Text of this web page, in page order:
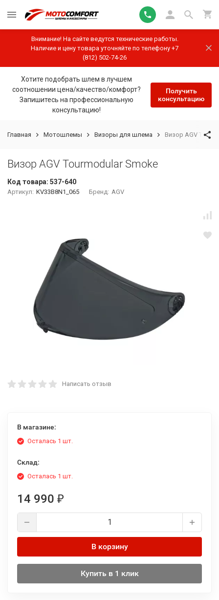
Внимание! На сайте ведутся технические работы.
Наличие и цену товара уточняйте по телефону +7
(812) 502-74-26
Хотите подобрать шлем в лучшем
соотношении цена/качество/комфорт?
Запишитесь на профессиональную
консультацию!
Получить
консультацию
Главная Мотошлемы Визоры для шлема Визор AGV
Визор AGV Tourmodular Smoke
Код товара: 537-640
Артикул: KV33B8N1_065 Бренд: AGV
Написать отзыв
В магазине:
Осталась 1 шт.
Склад:
Осталась 1 шт.
14 990 ₽
В корзину
Купить в 1 клик